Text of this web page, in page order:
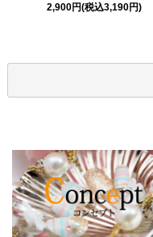
2,900円(税込3,190円)